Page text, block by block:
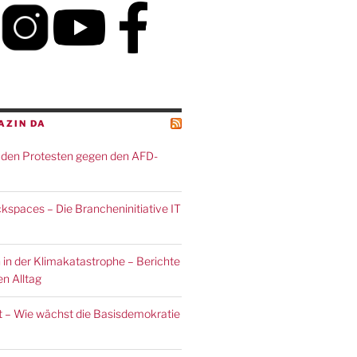
DA
Protesten gegen den AFD-
– Die Brancheninitiative IT
der Klimakatastrophe – Berichte
Alltag
– Wie wächst die Basisdemokratie